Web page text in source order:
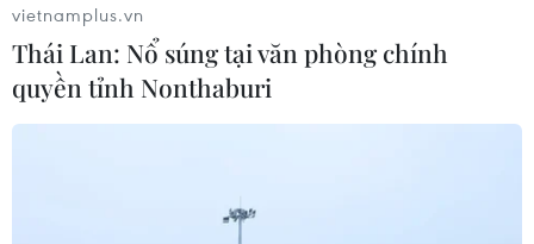
vietnamplus.vn
Thái Lan: Nổ súng tại văn phòng chính
quyền tỉnh Nonthaburi